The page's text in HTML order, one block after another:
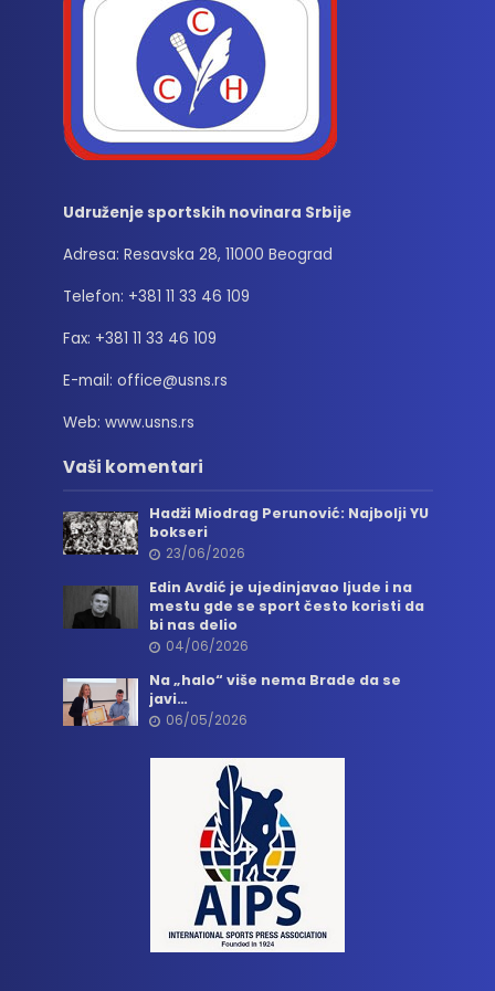
Udruženje sportskih novinara Srbije
Adresa: Resavska 28, 11000 Beograd
Telefon: +381 11 33 46 109
Fax: +381 11 33 46 109
E-mail: office@usns.rs
Web: www.usns.rs
Vaši komentari
Hadži Miodrag Perunović: Najbolji YU
bokseri
23/06/2026
Edin Avdić je ujedinjavao ljude i na
mestu gde se sport često koristi da
bi nas delio
04/06/2026
Na „halo“ više nema Brade da se
javi…
06/05/2026